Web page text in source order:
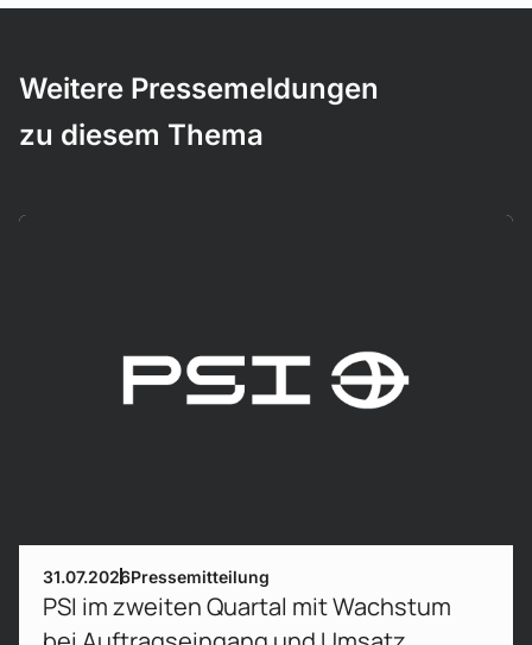
Weitere Pressemeldungen
zu diesem Thema
31.07.2026Pressemitteilung
PSI im zweiten Quartal mit Wachstum